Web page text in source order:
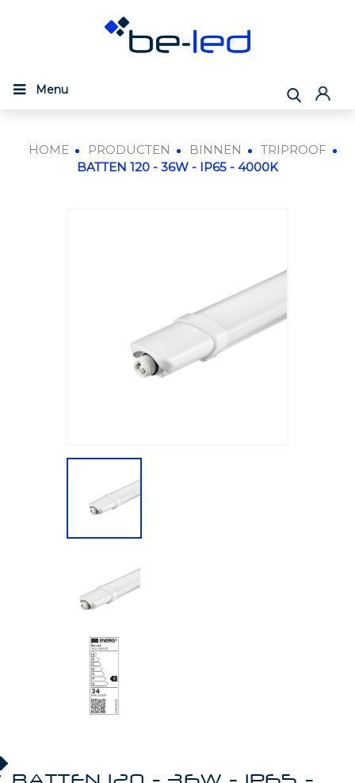
Menu
HOME PRODUCTEN BINNEN
TRIPROOF
BATTEN 120 - 36W - IP65 - 4000K